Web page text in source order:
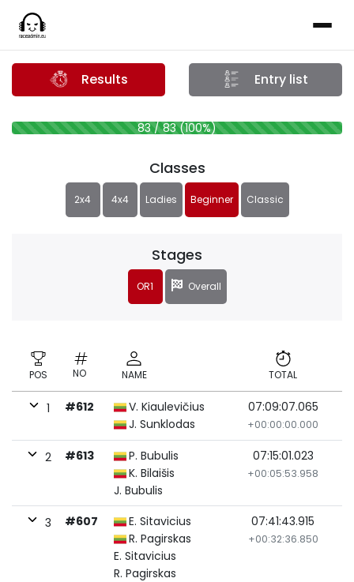
Results Entry list
83 / 83 (100%)
Classes
2x4 4x4 Ladies Beginner Classic
Stages
OR1 Overall
POS NO NAME TOTAL
1 #612
V. Kiaulevičius
J. Sunklodas
07:09:07.065
+00:00:00.000
2 #613
P. Bubulis
K. Bilaišis
J. Bubulis
07:15:01.023
+00:05:53.958
3 #607
E. Sitavicius
R. Pagirskas
E. Sitavicius
R. Pagirskas
07:41:43.915
+00:32:36.850